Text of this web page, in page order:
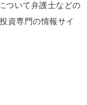
ついて弁護士などの
資専門の情報サイ